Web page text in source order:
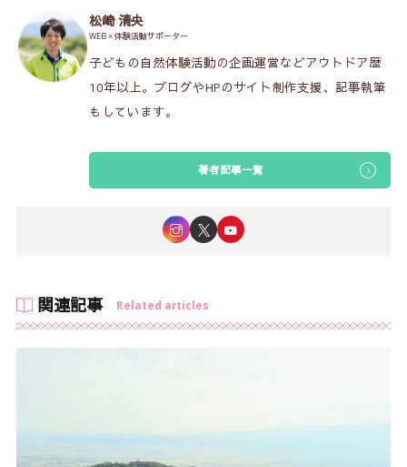
松崎 清央
WEB × 体験活動サポーター
子どもの自然体験活動の企画運営などアウトドア歴
10年以上。ブログやHPのサイト制作支援、記事執筆
もしています。
著者記事一覧
関連記事 Related articles